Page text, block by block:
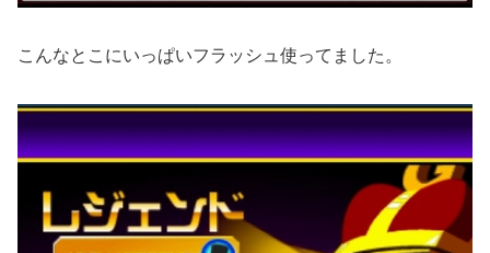
こんなとこにいっぱいフラッシュ使ってました。